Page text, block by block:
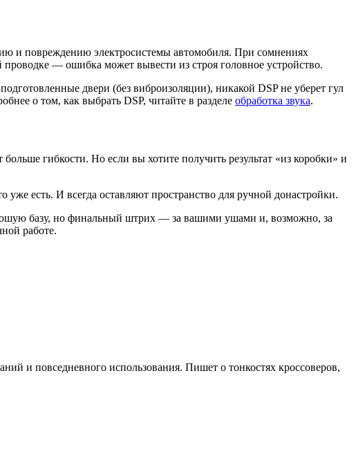
и повреждению электросистемы автомобиля. При сомнениях
— ошибка может вывести из строя головное устройство.
двери (без виброизоляции), никакой DSP не уберет гул
о том, как выбрать DSP, читайте в разделе обработка звука.
гибкости. Но если вы хотите получить результат «из коробки» и
есть. И всегда оставляют пространство для ручной донастройки.
базу, но финальный штрих — за вашими ушами и, возможно, за
работе.
и повседневного использования. Пишет о тонкостях кроссоверов,